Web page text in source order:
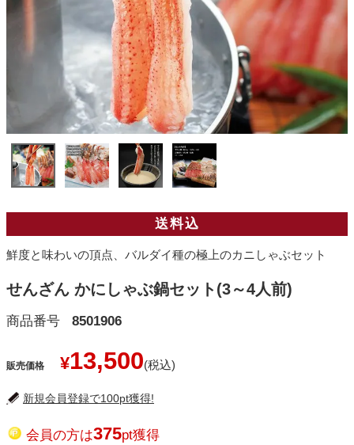
送料込
鮮度と味わいの頂点、バルダイ種の極上のカニしゃぶセット
せんざん かにしゃぶ鍋セット(3～4人前)
商品番号 8501906
販売価格 ¥13,500
新規会員登録で100pt獲得!
会員の方は375pt獲得